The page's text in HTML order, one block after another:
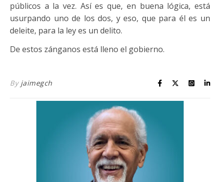
públicos a la vez. Así es que, en buena lógica, está
usurpando uno de los dos, y eso, que para él es un
deleite, para la ley es un delito.
De estos zánganos está lleno el gobierno.
By jaimegch